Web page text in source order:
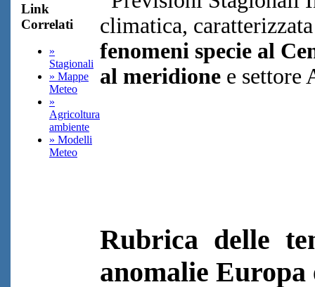
Link
Correlati
»
Stagionali
» Mappe
Meteo
»
Agricoltura
ambiente
» Modelli
Meteo
climatica,
fenomeni specie al
al meridione e settore
Rubrica delle
anomalie